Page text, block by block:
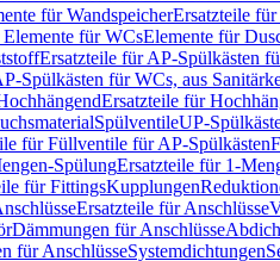
für WandspeicherErsatzteile
für WCsElemente für
Ersatzteile für AP-Spülkästen
Spülkästen für WCs, aus
Ersatzteile für
SpülventileUP-
für Füllventile für AP-Spülkästen
SpülungErsatzteile für 1-
für FittingsKupplungen
Ersatzteile für Anschlüsse
Dämmungen für Anschlüsse
für AnschlüsseSystemdichtungen